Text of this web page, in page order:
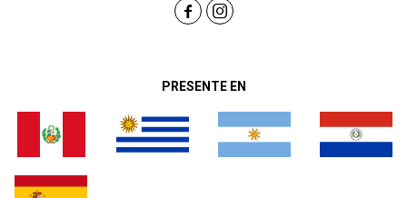
PRESENTE EN
 